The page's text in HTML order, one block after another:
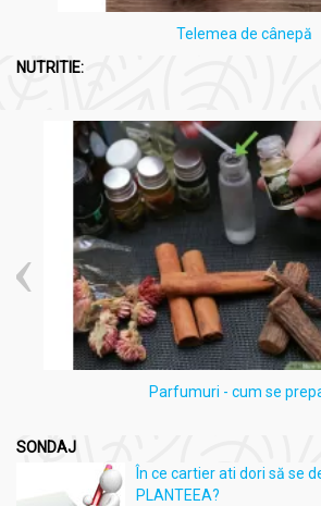
Telemea de cânepă
NUTRITIE:
Parfumuri - cum se
SONDAJ
În ce cartier ati dori să se
PLANTEEA?